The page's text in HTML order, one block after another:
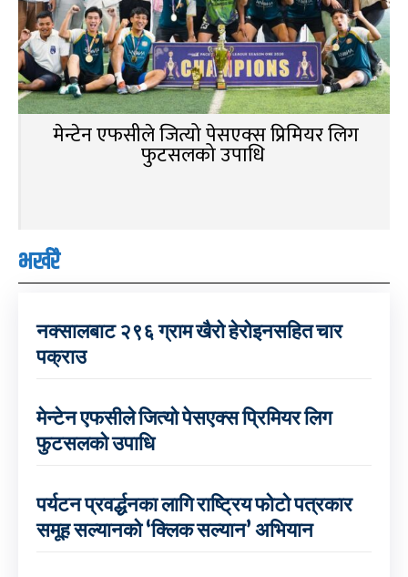
मेन्टेन एफसीले जित्यो पेसएक्स प्रिमियर लिग
फुटसलको उपाधि
भर्खरै
नक्सालबाट २९६ ग्राम खैरो हेरोइनसहित चार
पक्राउ
मेन्टेन एफसीले जित्यो पेसएक्स प्रिमियर लिग
फुटसलको उपाधि
पर्यटन प्रवर्द्धनका लागि राष्ट्रिय फोटो पत्रकार
समूह सल्यानको ‘क्लिक सल्यान’ अभियान